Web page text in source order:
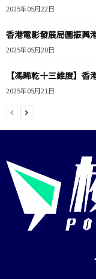
2025年05月22日
香港電影發展局圖振興
2025年05月20日
【馮睎乾十三維度】香
2025年05月21日